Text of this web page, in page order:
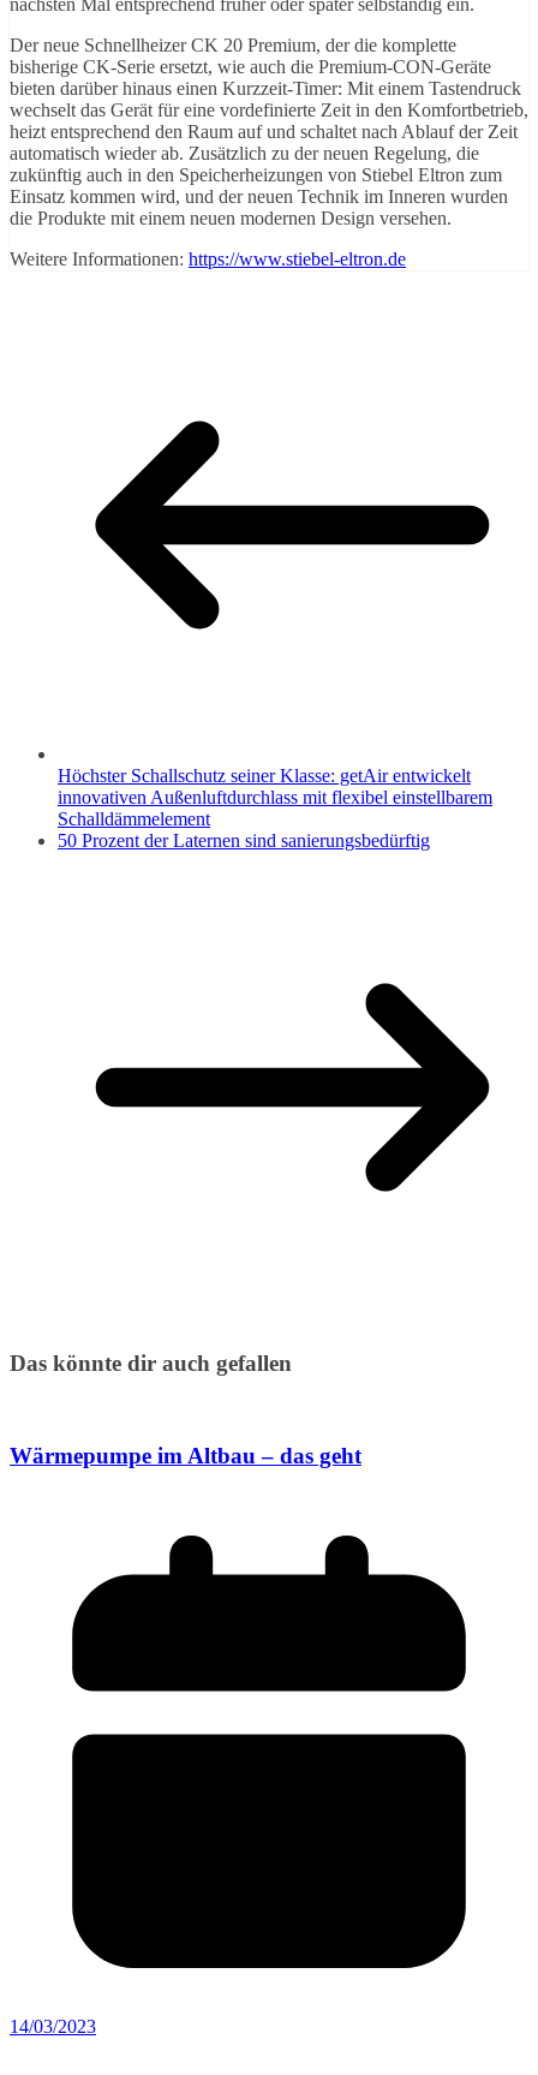
nächsten Mal entsprechend früher oder später selbständig ein.
Der neue Schnellheizer CK 20 Premium, der die komplette
bisherige CK-Serie ersetzt, wie auch die Premium-CON-Geräte
bieten darüber hinaus einen Kurzzeit-Timer: Mit einem Tastendruck
wechselt das Gerät für eine vordefinierte Zeit in den Komfortbetrieb,
heizt entsprechend den Raum auf und schaltet nach Ablauf der Zeit
automatisch wieder ab. Zusätzlich zu der neuen Regelung, die
zukünftig auch in den Speicherheizungen von Stiebel Eltron zum
Einsatz kommen wird, und der neuen Technik im Inneren wurden
die Produkte mit einem neuen modernen Design versehen.
Weitere Informationen: https://www.stiebel-eltron.de
Höchster Schallschutz seiner Klasse: getAir entwickelt
innovativen Außenluftdurchlass mit flexibel einstellbarem
Schalldämmelement
50 Prozent der Laternen sind sanierungsbedürftig
Das könnte dir auch gefallen
Wärmepumpe im Altbau – das geht
14/03/2023